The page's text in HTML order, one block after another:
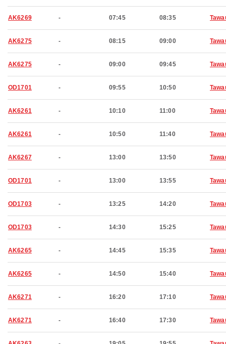
AK6269 - 07:45 08:35
AK6275 - 08:15 09:00
AK6275 - 09:00 09:45
OD1701 - 09:55 10:50
AK6261 - 10:10 11:00
AK6261 - 10:50 11:40
AK6267 - 13:00 13:50
OD1701 - 13:00 13:55
OD1703 - 13:25 14:20
OD1703 - 14:30 15:25
AK6265 - 14:45 15:35
AK6265 - 14:50 15:40
AK6271 - 16:20 17:10
AK6271 - 16:40 17:30